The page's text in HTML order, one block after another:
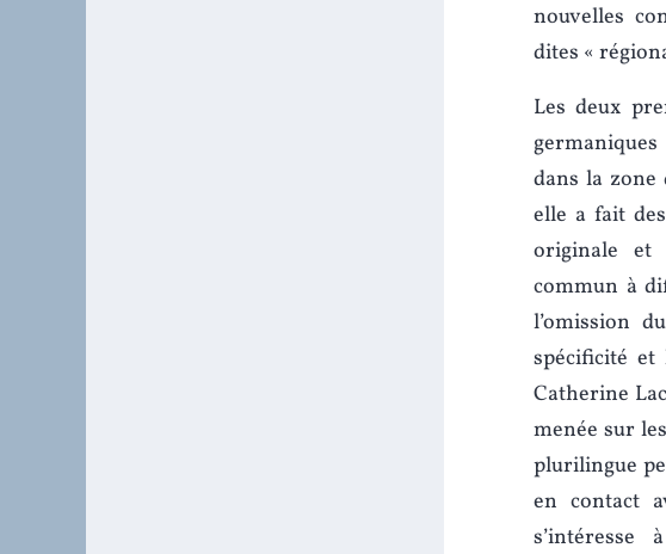
nouvelles
dites «
Les deux
dans la zone
elle a fait
originale et
commun à
l’omission
spécificité et
Catherine
menée sur
plurilingue
en contact
s’intéresse